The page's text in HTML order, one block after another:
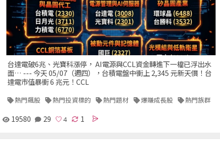
台達電破6兆、光寶科漲停， AI電源與CCL資金轉進下一檔已浮出水
面… --- 今天 05/07（週四），台積電盤中衝上 2,345 元新天價！台
達電市值暴衝 6 兆元！CCL
熱門飆股 熱門投資標的 熱門題材 爆賺成長股 熱門族群
19580 29 1